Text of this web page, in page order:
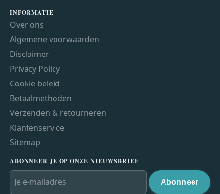
INFORMATIE
Over ons
Algemene voorwaarden
Disclaimer
Privacy Policy
Cookie beleid
Betaalmethoden
Verzenden & retourneren
Klantenservice
Sitemap
ABONNEER JE OP ONZE NIEUWSBRIEF
Abonneer